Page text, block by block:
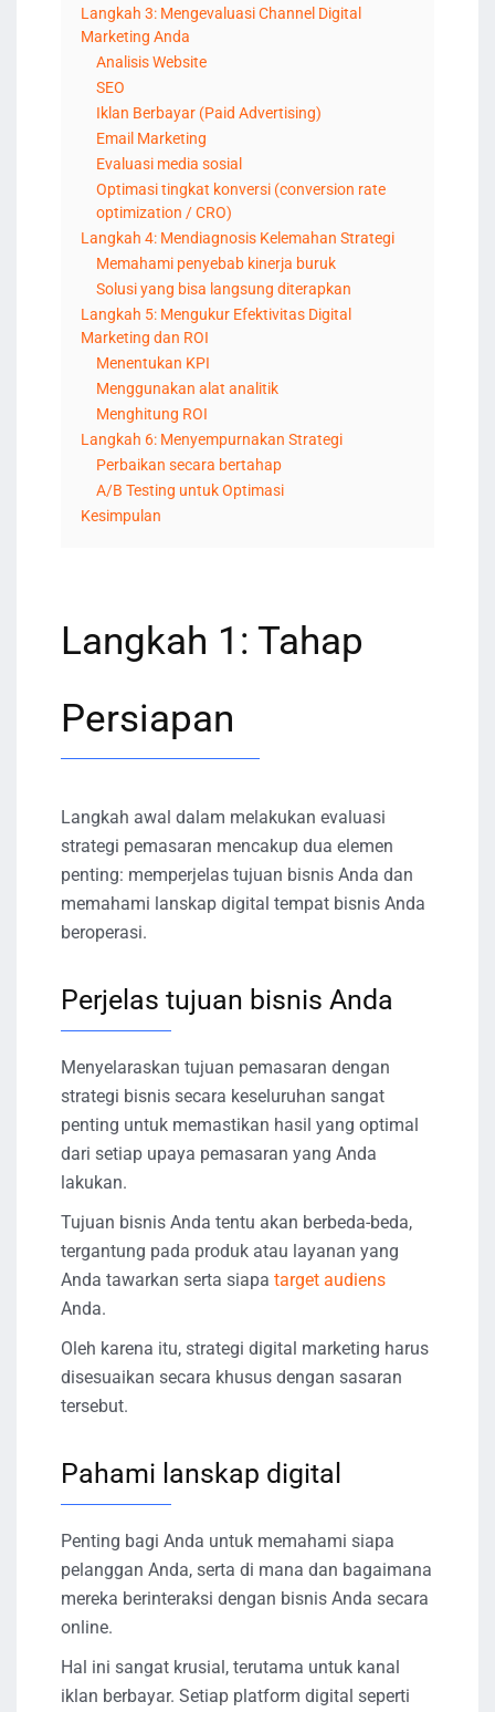
Langkah 3: Mengevaluasi Channel Digital
Marketing Anda
Analisis Website
SEO
Iklan Berbayar (Paid Advertising)
Email Marketing
Evaluasi media sosial
Optimasi tingkat konversi (conversion rate
optimization / CRO)
Langkah 4: Mendiagnosis Kelemahan Strategi
Memahami penyebab kinerja buruk
Solusi yang bisa langsung diterapkan
Langkah 5: Mengukur Efektivitas Digital
Marketing dan ROI
Menentukan KPI
Menggunakan alat analitik
Menghitung ROI
Langkah 6: Menyempurnakan Strategi
Perbaikan secara bertahap
A/B Testing untuk Optimasi
Kesimpulan
Langkah 1: Tahap
Persiapan
Langkah awal dalam melakukan evaluasi
strategi pemasaran mencakup dua elemen
penting: memperjelas tujuan bisnis Anda dan
memahami lanskap digital tempat bisnis Anda
beroperasi.
Perjelas tujuan bisnis Anda
Menyelaraskan tujuan pemasaran dengan
strategi bisnis secara keseluruhan sangat
penting untuk memastikan hasil yang optimal
dari setiap upaya pemasaran yang Anda
lakukan.
Tujuan bisnis Anda tentu akan berbeda-beda,
tergantung pada produk atau layanan yang
Anda tawarkan serta siapa target audiens
Anda.
Oleh karena itu, strategi digital marketing harus
disesuaikan secara khusus dengan sasaran
tersebut.
Pahami lanskap digital
Penting bagi Anda untuk memahami siapa
pelanggan Anda, serta di mana dan bagaimana
mereka berinteraksi dengan bisnis Anda secara
online.
Hal ini sangat krusial, terutama untuk kanal
iklan berbayar. Setiap platform digital seperti